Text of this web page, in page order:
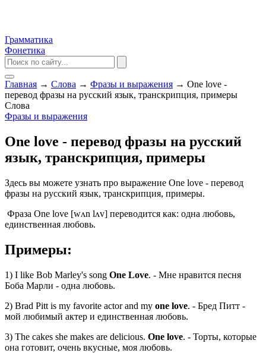
Грамматика
Фонетика
Главная → Слова → Фразы и выражения → One love -
перевод фразы на русский язык, транскрипция, примеры
Слова
Фразы и выражения
One love - перевод фразы на русский
язык, транскрипция, примеры
Здесь вы можете узнать про выражение One love - перевод
фразы на русский язык, транскрипция, примеры.
Фраза One love [wʌn lʌv] переводится как: одна любовь,
единственная любовь.
Примеры:
1) I like Bob Marley's song One Love. - Мне нравится песня
Боба Марли - одна любовь.
2) Brad Pitt is my favorite actor and my one love. - Бред Питт -
мой любимый актер и единственная любовь.
3) The cakes she makes are delicious. One love. - Торты, которые
она готовит, очень вкусные, моя любовь.